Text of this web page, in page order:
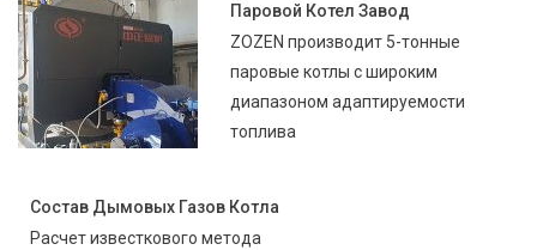
Паровой Котел Завод
ZOZEN производит 5-тонные
паровые котлы с широким
диапазоном адаптируемости
топлива
Состав Дымовых Газов Котла
Расчет известкового метода